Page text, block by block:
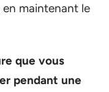
en maintenant le
que vous
pendant une